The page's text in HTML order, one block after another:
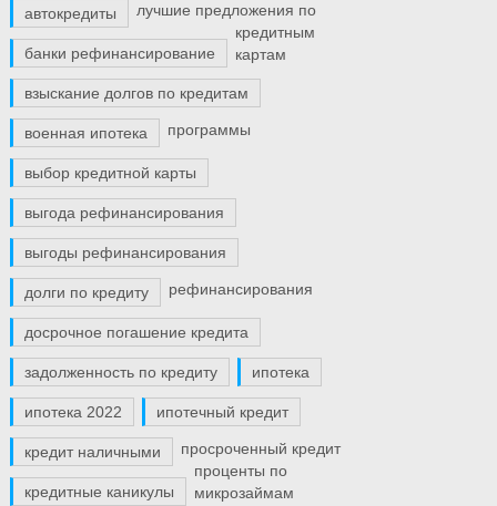
автокредиты
банки рефинансирование
взыскание долгов по кредитам
военная ипотека
выбор кредитной карты
выгода рефинансирования
выгоды рефинансирования
долги по кредиту
досрочное погашение кредита
задолженность по кредиту ипотека
ипотека 2022 ипотечный кредит
кредит наличными
кредитные каникулы
лучшие предложения по
кредитным
картам
программы
рефинансирования
просроченный кредит
проценты по
микрозаймам